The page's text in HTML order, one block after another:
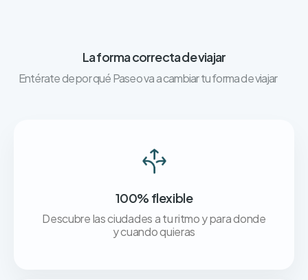
La forma correcta de viajar
Entérate de por qué Paseo va a cambiar tu forma de viajar
100% flexible
Descubre las ciudades a tu ritmo y para donde
y cuando quieras